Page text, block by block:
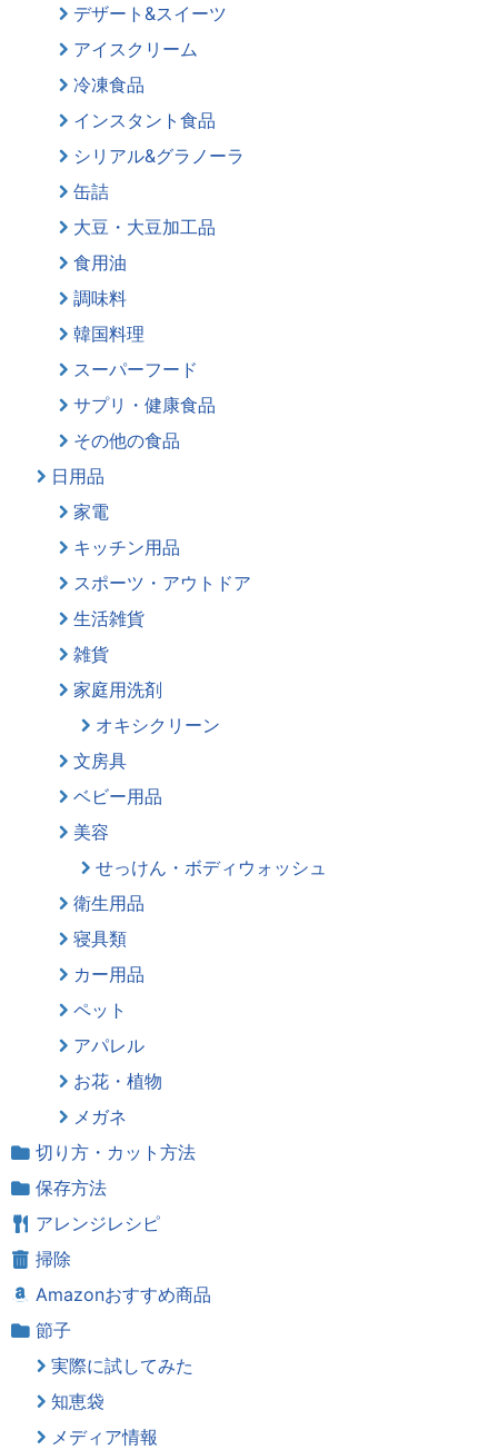
デザート&スイーツ
アイスクリーム
冷凍食品
インスタント食品
シリアル&グラノーラ
缶詰
大豆・大豆加工品
食用油
調味料
韓国料理
スーパーフード
サプリ・健康食品
その他の食品
日用品
家電
キッチン用品
スポーツ・アウトドア
生活雑貨
雑貨
家庭用洗剤
オキシクリーン
文房具
ベビー用品
美容
せっけん・ボディウォッシュ
衛生用品
寝具類
カー用品
ペット
アパレル
お花・植物
メガネ
切り方・カット方法
保存方法
アレンジレシピ
掃除
Amazonおすすめ商品
節子
実際に試してみた
知恵袋
メディア情報